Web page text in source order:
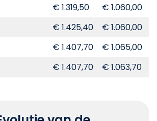
€ 1.319,50 € 1.060,00
€ 1.425,40 € 1.060,00
€ 1.407,70 € 1.065,00
€ 1.407,70 € 1.063,70